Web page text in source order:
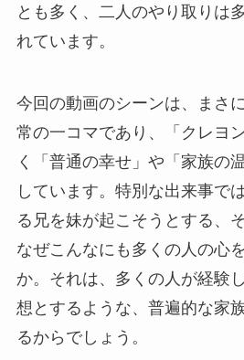
とも多く、二人のやり取りは
れています。
今回の動画のシーンは、まさ
常の一コマであり、「クレヨ
く「普通の幸せ」や「家族の
しています。特別な出来事で
る兄を妹が起こそうとする、
なぜこんなにも多くの人の心
か。それは、多くの人が経験
想とするような、普遍的な家
るからでしょう。